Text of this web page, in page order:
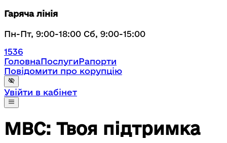
Гаряча лінія
Пн-Пт, 9:00-18:00 Сб, 9:00-15:00
1536
ГоловнаПослугиРапорти
Повідомити про корупцію
Увійти в кабінет
МВС: Твоя підтримка